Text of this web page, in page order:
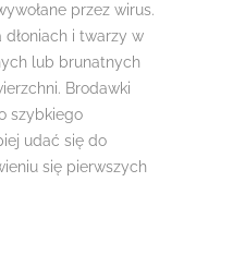
przez wirus.
dłoniach i twarzy w
lub brunatnych
Brodawki
szybkiego
udać się do
się pierwszych